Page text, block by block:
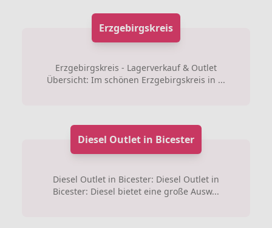
Erzgebirgskreis
Erzgebirgskreis - Lagerverkauf & Outlet
Übersicht: Im schönen Erzgebirgskreis in ...
Diesel Outlet in Bicester
Diesel Outlet in Bicester: Diesel Outlet in
Bicester: Diesel bietet eine große Ausw...